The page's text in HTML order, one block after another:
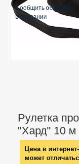
Рулетка
"Хард" 10
Цена в
может
Сообщить об ошибке
в описании